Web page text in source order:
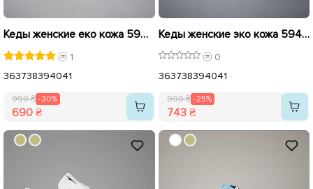
Кеды женские еко кожа 594370 Бежевые распродажа
1
363738394041
990 ₴ -30%
690 ₴
Кеды женские эко кожа 594371 Темно Бежевые распродажа
0
363738394041
990 ₴ -25%
743 ₴